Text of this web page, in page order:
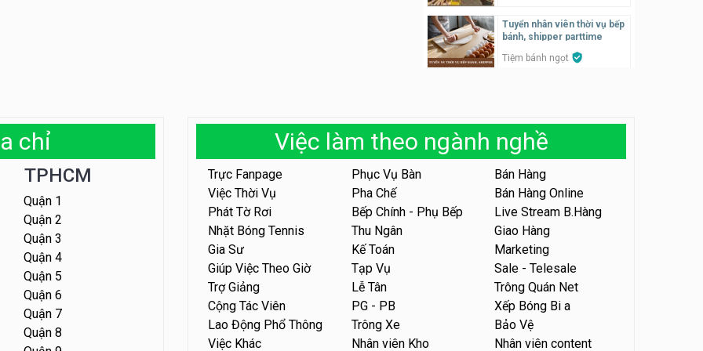
Tuyển nhân viên pha chế,
SNACK BAR NHẬT
Nhà hàng Phố Men Chill
Tuyển nhân viên đóng gói
parttime
Shop online
Tuyển nhân viên phục vụ
bàn, phụ bếp
MEEAWN TOWN x Chim quay
Tuyển nhân viên phục vụ
bàn parttime
Quán ăn, Cafe
Tuyển nhân viên thời vụ bếp
bánh, shipper parttime
Tiệm bánh ngọt
Công ty MITA
Tuyển nhân viên đóng gói
partime, fulltime
Shop online
Tuyển nhân viên phục vụ
khu vui chơi parttime linh
động
Khu vui chơi May Town
Tuyển nhân viên tư vấn bán
hàng shop mỹ phẩm
Shop mỹ phẩm
chỉ
TPHCM
Quận 1
Quận 2
Quận 3
Quận 4
Quận 5
Quận 6
Quận 7
Quận 8
Việc làm theo ngành nghề
Trực Fanpage Phục Vụ Bàn
Bán Hàng
Việc Thời Vụ
Pha Chế
Bán Hàng Online
Phát Tờ Rơi
Bếp Chính - Phụ Bếp
Live Stream B.Hàng
Nhặt Bóng Tennis
Thu Ngân
Giao Hàng
Gia Sư
Kế Toán
Marketing
Giúp Việc Theo Giờ
Tạp Vụ
Sale - Telesale
Trợ Giảng
Lễ Tân
Trông Quán Net
Cộng Tác Viên
PG - PB
Xếp Bóng Bi a
Lao Động Phổ Thông
Trông Xe
Bảo Vệ
Việc Khác
Nhân viên Kho Nhân viên content